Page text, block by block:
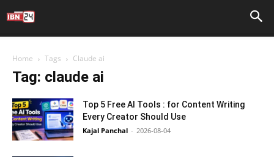
Home Tags Claude ai
Tag: claude ai
Top 5 Free AI Tools : for Content Writing
Every Creator Should Use
Kajal Panchal - 2026-08-04